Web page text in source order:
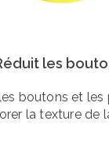
les
boutons et les
la texture de